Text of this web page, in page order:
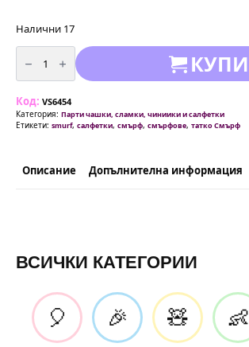
Налични 17
количество
за
Парти
салфетки
(
The
Smurfs),
см,
20
КУПИ
Код: VS6454
Категория: Парти чашки, сламки, чиниики и салфетки
Етикети: smurf, салфетки, смърф, смърфове, татко Смърф
Описание Допълнителна информация
ВСИЧКИ КАТЕГОРИИ
🎈 🎉 🧸 👶